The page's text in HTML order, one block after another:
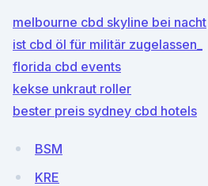
melbourne cbd skyline bei nacht
ist cbd öl für militär zugelassen_
florida cbd events
kekse unkraut roller
bester preis sydney cbd hotels
BSM
KRE